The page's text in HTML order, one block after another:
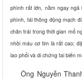
phình rất lớn, nằm ngay
phình, tái thông động mạch
chân trái trong thời gian mổ
nhồi máu cơ tim là rất cao;
lao phổi và di chứng tai biến
Ông Nguyễn